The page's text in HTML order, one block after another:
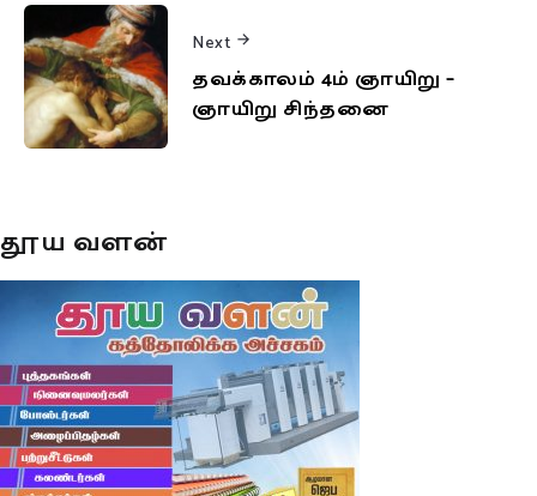
Next
தவக்காலம் 4ம் ஞாயிறு –
ஞாயிறு சிந்தனை
தூய வளன்